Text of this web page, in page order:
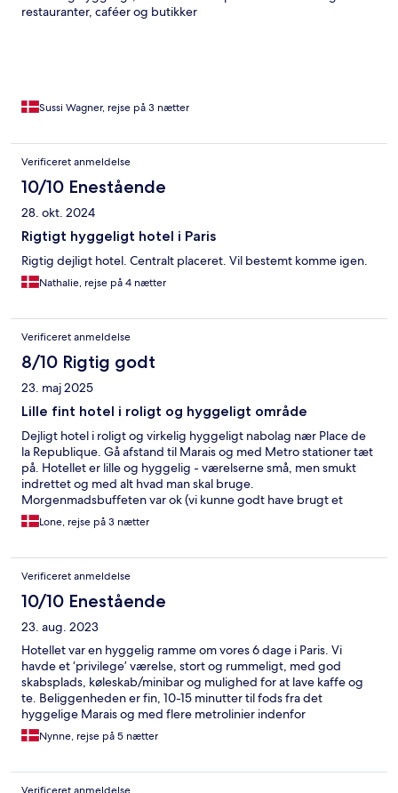
restauranter, caféer og butikker
Sussi Wagner, rejse på 3 nætter
Verificeret anmeldelse
10/10 Enestående
28. okt. 2024
Rigtigt hyggeligt hotel i Paris
Rigtig dejligt hotel. Centralt placeret. Vil bestemt komme igen.
Nathalie, rejse på 4 nætter
Verificeret anmeldelse
8/10 Rigtig godt
23. maj 2025
Lille fint hotel i roligt og hyggeligt område
Dejligt hotel i roligt og virkelig hyggeligt nabolag nær Place de
la Republique. Gå afstand til Marais og med Metro stationer tæt
på. Hotellet er lille og hyggelig - værelserne små, men smukt
indrettet og med alt hvad man skal bruge.
Morgenmadsbuffeten var ok (vi kunne godt have brugt et
blødkogt æg og også en bedre scrambled egg, men det er vist
ikke traditionen i Paris).
Lone, rejse på 3 nætter
Verificeret anmeldelse
10/10 Enestående
23. aug. 2023
Hotellet var en hyggelig ramme om vores 6 dage i Paris. Vi
havde et ‘privilege’ værelse, stort og rummeligt, med god
skabsplads, køleskab/minibar og mulighed for at lave kaffe og
te. Beliggenheden er fin, 10-15 minutter til fods fra det
hyggelige Marais og med flere metrolinier indenfor
rækkevidde.
Nynne, rejse på 5 nætter